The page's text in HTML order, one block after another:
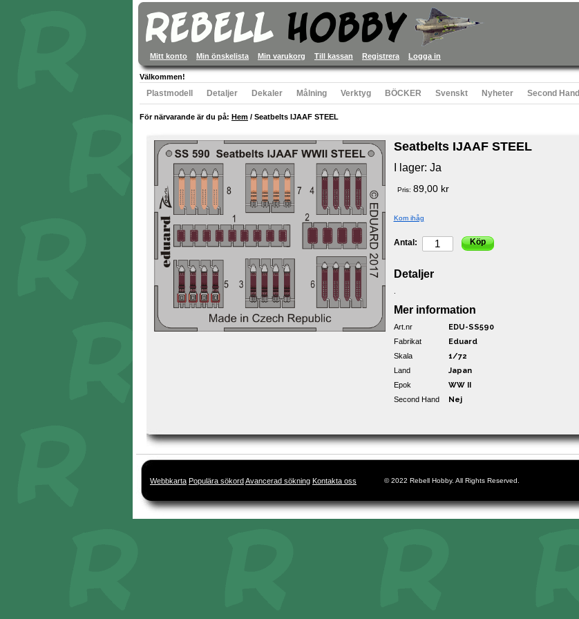
Mitt konto Min önskelista Min varukorg Till kassan Registrera Logga in
Välkommen!
Plastmodell Detaljer Dekaler Målning Verktyg BÖCKER Svenskt Nyheter Second Hand
För närvarande är du på: Hem / Seatbelts IJAAF STEEL
Seatbelts IJAAF STEEL
I lager: Ja
Pris: 89,00 kr
Kom ihåg
Antal: Köp
Detaljer
Mer information
Art.nr EDU-SS590
Fabrikat Eduard
Skala 1/72
Land Japan
Epok WW II
Second Hand Nej
Webbkarta Populära sökordAvancerad sökning Kontakta oss © 2022 Rebell Hobby. All Rights Reserved.